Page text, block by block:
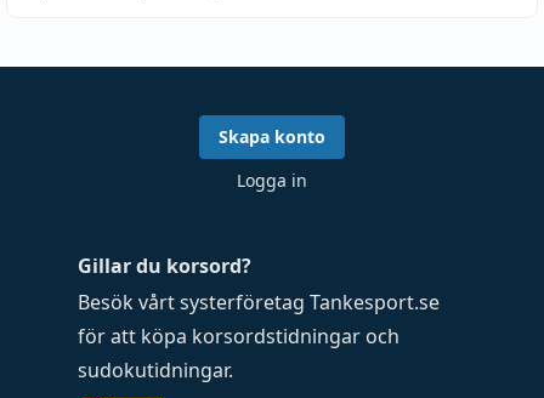
Gillar du korsord?
Besök vårt systerföretag Tankesport.se
för att köpa korsordstidningar och
sudokutidningar.
Skapa konto
Logga in